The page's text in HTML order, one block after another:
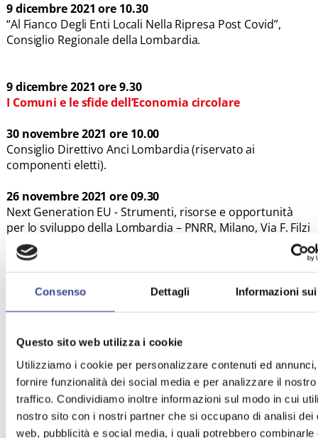
Consenso Dettagli Informazioni
Questo sito web utilizza i cookie
Utilizziamo i cookie per personalizzare contenuti ed
fornire funzionalità dei social media e per analizzare il nostro
traffico. Condividiamo inoltre informazioni sul modo in cui
nostro sito con i nostri partner che si occupano di analisi dei
web, pubblicità e social media, i quali potrebbero combinarle
9 dicembre 2021 ore 10.30
“Al Fianco Degli Enti Locali Nella Ripresa Post Covid”,
Consiglio Regionale della Lombardia.
9 dicembre 2021 ore 9.30
I Comuni e le sfide dell’Economia circolare
30 novembre 2021 ore 10.00
Consiglio Direttivo Anci Lombardia (riservato ai
componenti eletti).
26 novembre 2021 ore 09.30
Next Generation EU - Strumenti, risorse e opportunità
per lo sviluppo della Lombardia – PNRR, Milano, Via F. Filzi
22, Palazzo Pirelli.
Programma
25 novembre 2021 ore 09.00
Belvedere Jannacci.
Informazioni e programma online
22 novembre 2021 ore 11.00
Dialoghi sul Piano Nazionale di Ripresa e Resilienza,
Bergamo, Kilometro Rosso - Innovation District, Via
Stezzano, 87.